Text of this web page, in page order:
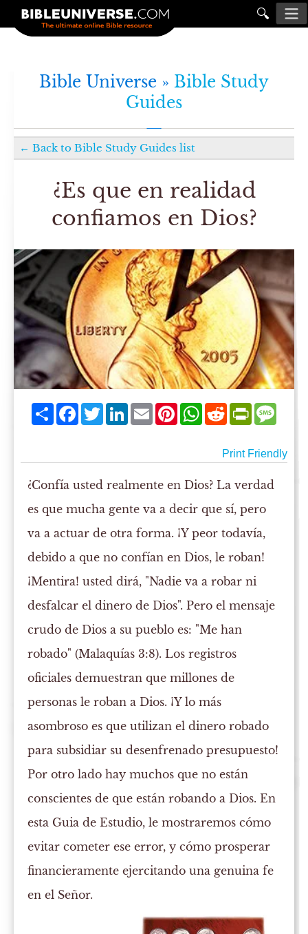
🔍
Bible Universe » Bible Study
Guides
← Back to Bible Study Guides list
¿Es que en realidad
confiamos en Dios?
ShareFacebookTwitterLinkedIn
EmailPinterestWhatsApp
Reddit
Print Friendly
¿Confía usted realmente en Dios? La verdad
es que mucha gente va a decir que sí, pero
va a actuar de otra forma. ¡Y peor todavía,
debido a que no confían en Dios, le roban!
¡Mentira! usted dirá, "Nadie va a robar ni
desfalcar el dinero de Dios". Pero el mensaje
crudo de Dios a su pueblo es: "Me han
robado" (Malaquías 3:8). Los registros
oficiales demuestran que millones de
personas le roban a Dios. ¡Y lo más
asombroso es que utilizan el dinero robado
para subsidiar su desenfrenado presupuesto!
Por otro lado hay muchos que no están
conscientes de que están robando a Dios. En
esta Guia de Estudio, le mostraremos cómo
evitar cometer ese error, y cómo prosperar
financieramente ejercitando una genuina fe
en el Señor.